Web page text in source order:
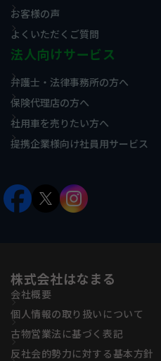
お客様の声
よくいただくご質問
法人向けサービス
弁護士・法律事務所の方へ
保険代理店の方へ
社用車を売りたい方へ
提携企業様向け社員用サービス
株式会社はなまる
会社概要
個人情報の取り扱いについて
古物営業法に基づく表記
反社会的勢力に対する基本方針